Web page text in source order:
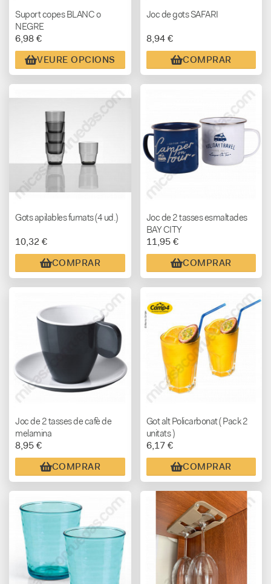
Suport copes BLANC o
NEGRE
6,98 €
VEURE OPCIONS
Joc de gots SAFARI
8,94 €
COMPRAR
Gots apilables fumats (4 ud.)
10,32 €
COMPRAR
Joc de 2 tasses esmaltades
BAY CITY
11,95 €
COMPRAR
Joc de 2 tasses de cafè de
melamina
8,95 €
COMPRAR
Got alt Policarbonat ( Pack 2
unitats )
6,17 €
COMPRAR